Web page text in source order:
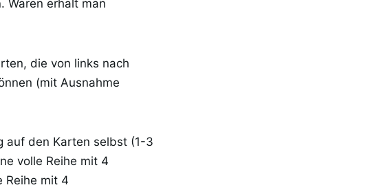
Waren erhält man
die von links nach
(mit Ausnahme
auf den Karten selbst (1-3
volle Reihe mit 4
Reihe mit 4